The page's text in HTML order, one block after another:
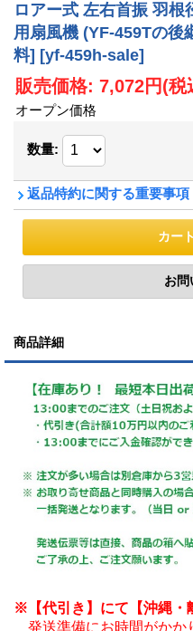
ロアー式 左右首振 羽
用扇風機 (YF-459Tの
料] [yf-459h-sale]
販売価格: 7,072円(税
オープン価格
数量:
返品特約に関する重要事項
商品詳細
※【代引き】にて【沖縄・
発送準備にお時間がかか